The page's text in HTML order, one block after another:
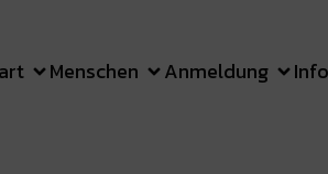
Menschen Anmeldung